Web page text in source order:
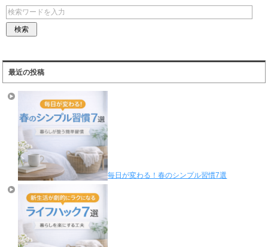
最近の投稿
毎日が変わる！春のシンプル習慣7選